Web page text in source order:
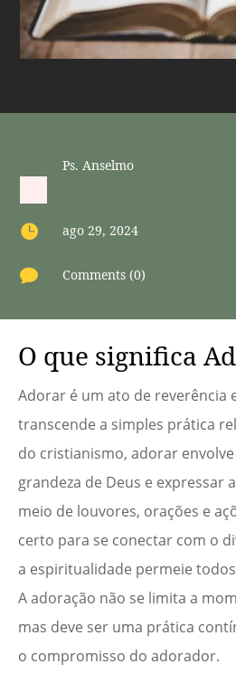
Ps. Anselmo
 ago 29, 2024
 Comments (0)
O que significa
Adorar é um ato de reverência
transcende a simples prática
do cristianismo, adorar
grandeza de Deus e expressar
meio de louvores, orações e
certo para se conectar com o
a espiritualidade permeie
A adoração não se limita a
mas deve ser uma prática
o compromisso do adorador.